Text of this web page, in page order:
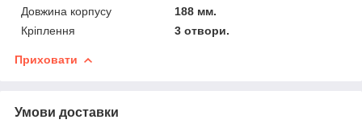
Довжина корпусу
188 мм.
Кріплення
3 отвори.
Приховати
Умови доставки